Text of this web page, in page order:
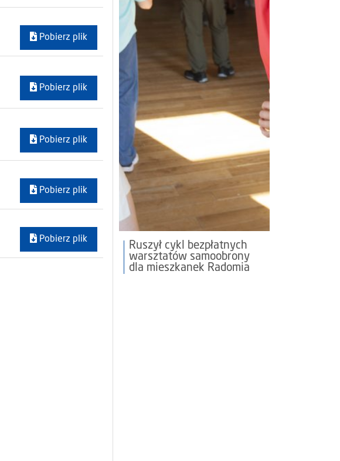
Pobierz plik
Pobierz plik
Pobierz plik
Pobierz plik
Pobierz plik
Ruszył cykl bezpłatnych
warsztatów samoobrony
dla mieszkanek Radomia